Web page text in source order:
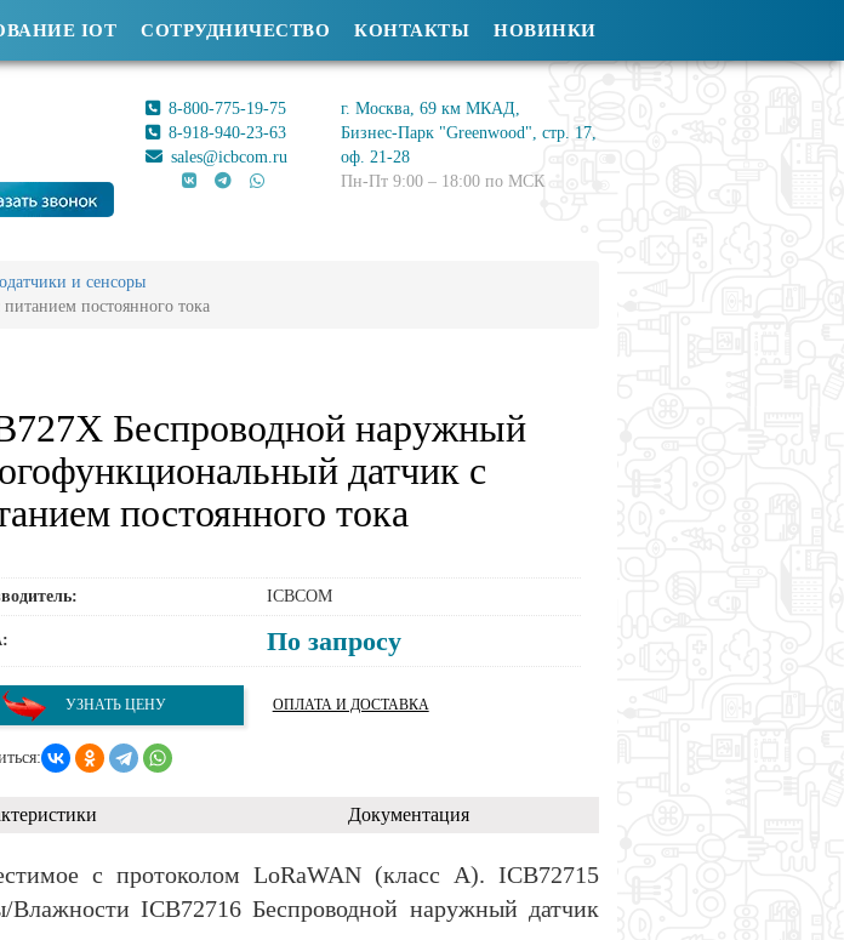
IOT СОТРУДНИЧЕСТВО КОНТАКТЫ НОВИНКИ
8-800-775-19-75
8-918-940-23-63
sales@icbcom.ru
г. Москва, 69 км МКАД,
Бизнес-Парк "Greenwood", стр. 17,
оф. 21-28
Пн-Пт 9:00 – 18:00 по МСК
и сенсоры
постоянного тока
Беспроводной наружный
датчик с
постоянного тока
ICBCOM
По запросу
УЗНАТЬ ЦЕНУ ОПЛАТА И ДОСТАВКА
Документация
с протоколом LoRaWAN (класс А). ICB72715
ICB72716 Беспроводной наружный датчик